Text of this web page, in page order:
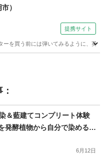
）
提携サイト
を買う前には弾いてみるように、英
発酵植物から自分で染めるま
6月12日